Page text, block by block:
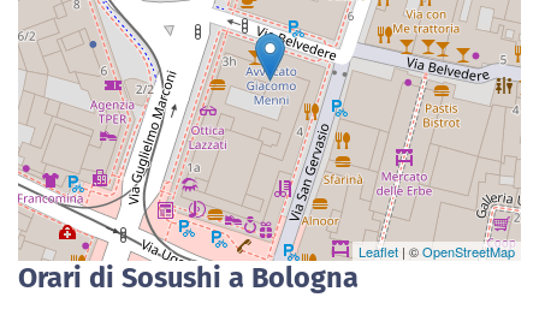
Leaflet | ©OpenStreetMap
Orari di Sosushi a Bologna